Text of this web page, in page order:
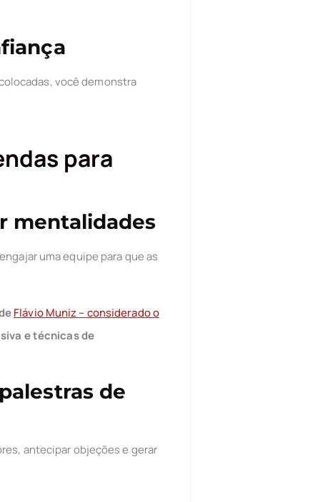
você demonstra
para
mentalidades
uma equipe para que as
Flávio Muniz – considerado o
e técnicas de
de
antecipar objeções e gerar